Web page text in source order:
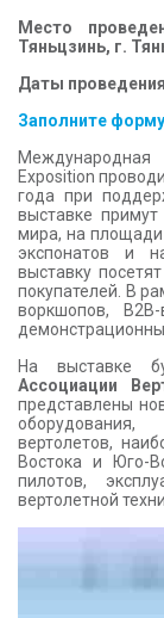
КОНТАКТЫ
Место
Тяньцзинь, г.
Даты
Заполните
Exposition
года при
выставке
мира, на площади
экспонатов и
выставку
покупателей. В
воркшопов,
На выставке
Ассоциации
представлены
вертолетов,
Востока и Юго-
пилотов,
вертолетной